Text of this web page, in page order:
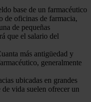
base de un farmacéutico
de oficinas de farmacia,
de pequeñas
que el salario del
más antigüedad y
generalmente
ubicadas en grandes
vida suelen ofrecer un